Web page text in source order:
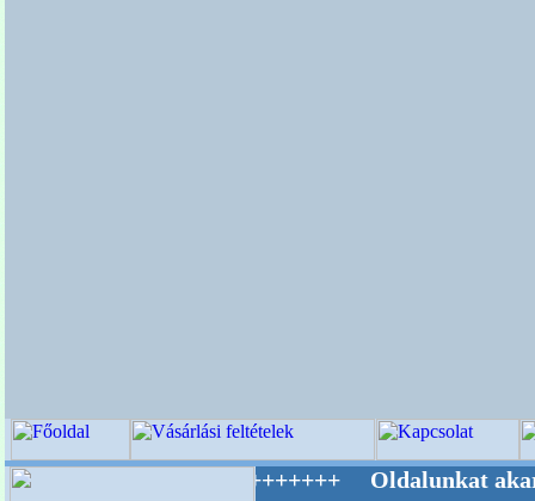
Mestere! +++++++ Oldalunkat akarattal